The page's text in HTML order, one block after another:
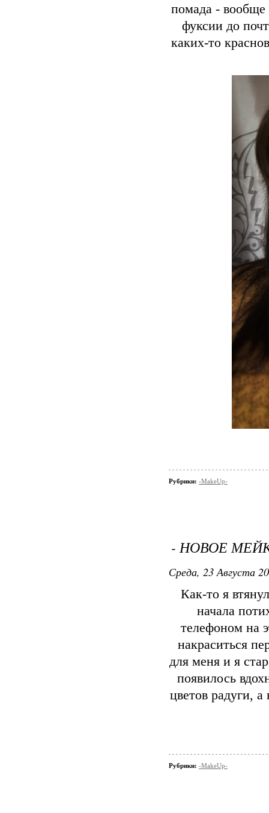
помада - вообще
фуксии до
каких-то
Рубрики: -MakeUp-
- НОВОЕ
Среда, 23 Августа
Как-то я
начала
телефоном на
накраситься
для меня и я
появилось
цветов радуги,
Рубрики: -MakeUp-